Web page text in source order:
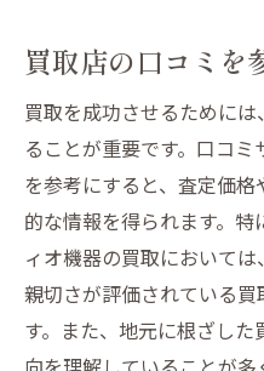
安全な取引を進
トラブルを避け
買取プロセスで
ツ
納得のいく取引
ス
取引後のフォロ
買取店の口コミを
買取を成功させるために
ることが重要です。口コ
を参考にすると、査定価
的な情報を得られます。
ィオ機器の買取において
親切さが評価されている
す。また、地元に根ざし